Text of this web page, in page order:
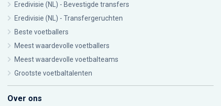
Eredivisie (NL) - Bevestigde transfers
Eredivisie (NL) - Transfergeruchten
Beste voetballers
Meest waardevolle voetballers
Meest waardevolle voetbalteams
Grootste voetbaltalenten
Over ons